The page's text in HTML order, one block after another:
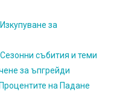
за
събития и теми
за ъпгрейди
на Падане